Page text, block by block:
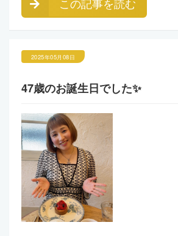
2025年05月08日
47歳のお誕生日でした✨